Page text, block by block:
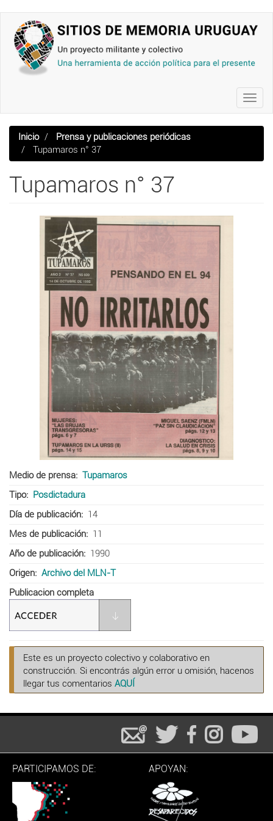
contenido
principal
Inicio
Prensa y publicaciones periódicas
Tupamaros n° 37
Tupamaros n° 37
Medio de prensa
Tupamaros
Tipo
Posdictadura
Día de publicación
14
Mes de publicación
11
Año de publicación
1990
Origen
Archivo del MLN-T
Publicacion completa
Este es un proyecto colectivo y colaborativo en
construcción. Si encontrás algún error u omisión, hacenos
llegar tus comentarios AQUÍ
PARTICIPAMOS DE: APOYAN: